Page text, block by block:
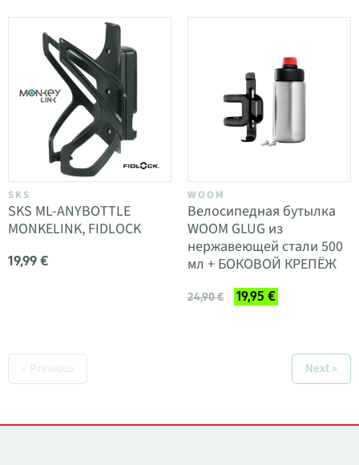
SKS
SKS ML-ANYBOTTLE
MONKELINK, FIDLOCK
19,99 €
WOOM
Велосипедная бутылка
WOOM GLUG из
нержавеющей стали 500
мл + БОКОВОЙ КРЕПЁЖ
24,90 € 19,95 €
« Previous Next »